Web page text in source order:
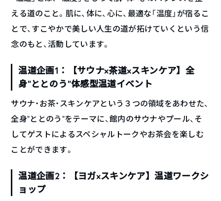
える道のこと。肌に、体に、心に、最適な「温度」が宿るこ
とで、すこやかで美しい人生の道が拓けていくという信
念のもと、活動しています。
温道企画1：【サウナ×茶道×スキンケア】全
身“ととのう”体感型温道イベント
サウナ・お茶・スキンケアという３つの領域をあわせた、
全身“ととのう”をテーマに、館内のサウナやプール、そ
してゲストによるスペシャルトークやお茶会を楽しむ
ことができます。
温道企画2：【ヨガ×スキンケア】温道ワークシ
ョップ